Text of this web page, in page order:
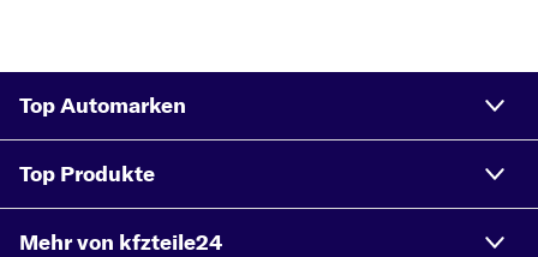
Top Automarken
Top Produkte
Mehr von kfzteile24